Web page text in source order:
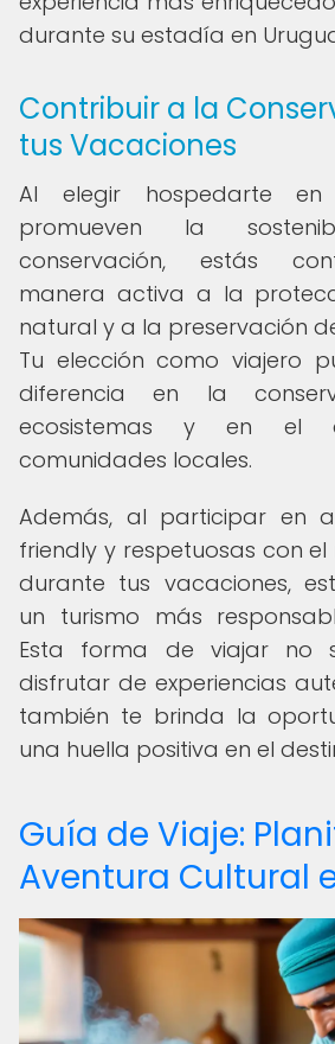
durante su estadía en
Contribuir a la
tus Vacaciones
Al elegir hospedarte
promueven la
conservación, estás
manera activa a la
natural y a la preservación
Tu elección como viajero
diferencia en la
ecosistemas y en el
comunidades locales.
Además, al participar en
friendly y respetuosas con
durante tus vacaciones,
un turismo más
Esta forma de viajar no
disfrutar de experiencias
también te brinda la
una huella positiva en el
Guía de Viaje:
Aventura Cultural